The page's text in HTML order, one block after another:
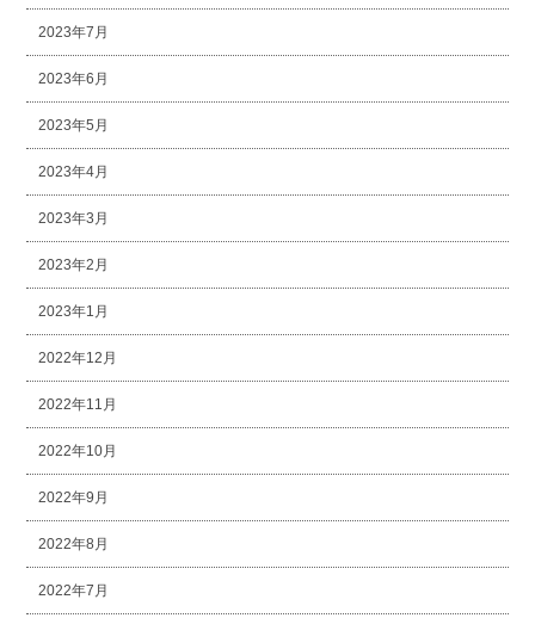
2023年7月
2023年6月
2023年5月
2023年4月
2023年3月
2023年2月
2023年1月
2022年12月
2022年11月
2022年10月
2022年9月
2022年8月
2022年7月